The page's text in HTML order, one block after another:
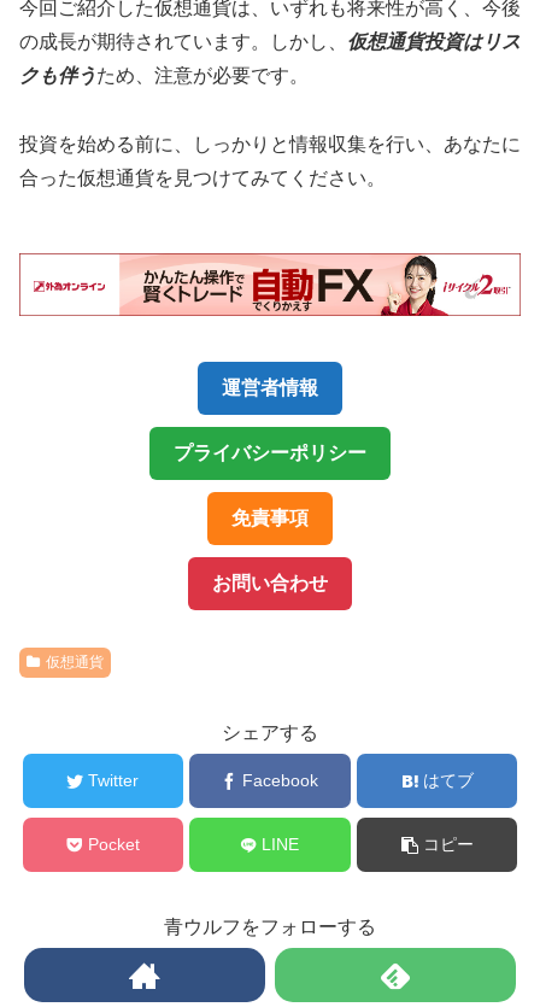
今回ご紹介した仮想通貨は、いずれも将来性が高く、今後
の成長が期待されています。しかし、 仮想通貨投資はリス
クも伴うため、注意が必要です。
投資を始める前に、しっかりと情報収集を行い、あなたに
合った仮想通貨を見つけてみてください。
運営者情報
プライバシーポリシー
免責事項
お問い合わせ
仮想通貨
シェアする
Twitter Facebook はてブ
Pocket LINE コピー
青ウルフをフォローする